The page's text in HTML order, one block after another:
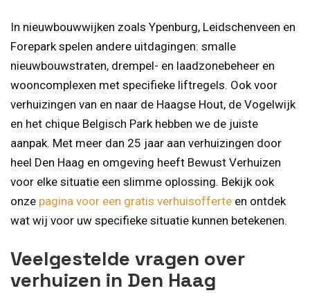
In nieuwbouwwijken zoals Ypenburg, Leidschenveen en
Forepark spelen andere uitdagingen: smalle
nieuwbouwstraten, drempel- en laadzonebeheer en
wooncomplexen met specifieke liftregels. Ook voor
verhuizingen van en naar de Haagse Hout, de Vogelwijk
en het chique Belgisch Park hebben we de juiste
aanpak. Met meer dan 25 jaar aan verhuizingen door
heel Den Haag en omgeving heeft Bewust Verhuizen
voor elke situatie een slimme oplossing. Bekijk ook
onze pagina voor een gratis verhuisofferte en ontdek
wat wij voor uw specifieke situatie kunnen betekenen.
Veelgestelde vragen over
verhuizen in Den Haag